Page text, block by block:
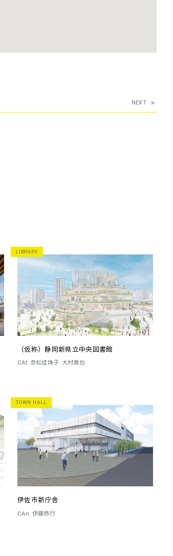
NEXT
LIBRARY
（仮称）静岡新県立中央図書館
CAt 赤松佳珠子 大村真也
TOWN HALL
伊佐市新庁舎
CAn 伊藤恭行